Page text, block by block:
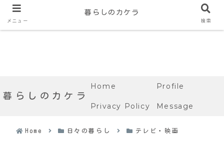
暮らしのカケラ
Home Profile
Privacy Policy Message
Home 日々の暮らし テレビ・映画
メニュー
暮らしのカケラ
検索